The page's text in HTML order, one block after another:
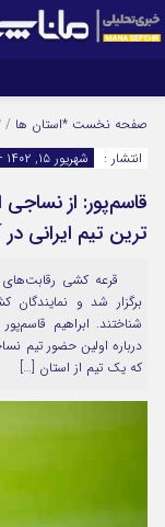
اینستاگرام
سروش
آپارات
نام کاربری یا نشانی ایمیل
رمز عبور
مرا به خاطر بسپار
صفحه نخست *استان ها /
انتشار :
شهریور ۱۵, ۱۴۰۲ - ۱۵:۰۴
قاسم‌پور: از
ترین تیم ایرانی
برگزار شد و نمایندگان
شناختند. ابراهیم
درباره اولین حضور تیم
که یک تیم از استان […]